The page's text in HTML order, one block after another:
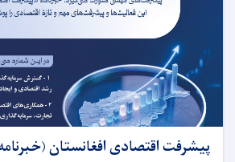
پیشرفت اقتصادی افغانستان (خبرنامه)